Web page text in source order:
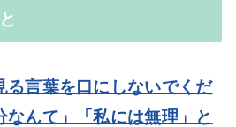
る言葉を口にしないでくだ
なんて」「私には無理」と